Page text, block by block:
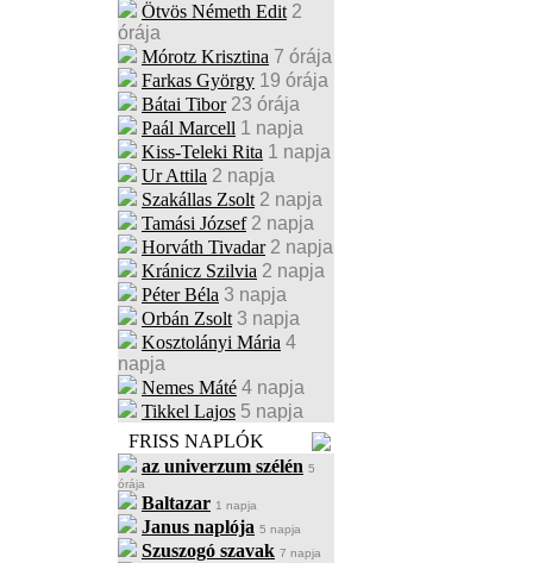
Ötvös Németh Edit 2
órája
Mórotz Krisztina 7 órája
Farkas György 19 órája
Bátai Tibor 23 órája
Paál Marcell 1 napja
Kiss-Teleki Rita 1 napja
Ur Attila 2 napja
Szakállas Zsolt 2 napja
Tamási József 2 napja
Horváth Tivadar 2 napja
Kránicz Szilvia 2 napja
Péter Béla 3 napja
Orbán Zsolt 3 napja
Kosztolányi Mária 4
napja
Nemes Máté 4 napja
Tikkel Lajos 5 napja
FRISS NAPLÓK
az univerzum szélén 5
órája
Baltazar 1 napja
Janus naplója 5 napja
Szuszogó szavak 7 napja